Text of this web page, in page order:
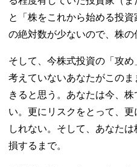
と「株をこれから始める投
の絶対数が少ないので、株の
そして、今株式投資の「攻
考えていないあなたがこの
きると思う。あなたは今、
い。更にリスクをとって、
しれない。そして、あなた
損するまで。